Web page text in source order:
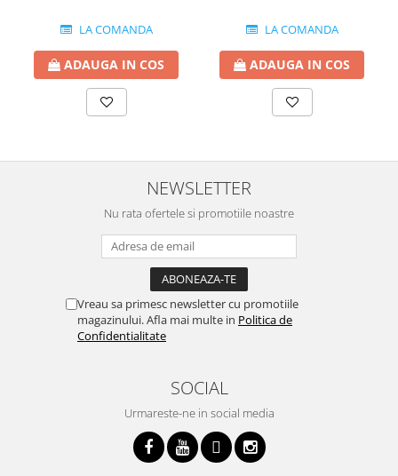
LA COMANDA
ADAUGA IN COS
LA COMANDA
ADAUGA IN COS
NEWSLETTER
Nu rata ofertele si promotiile noastre
Vreau sa primesc newsletter cu promotiile
magazinului. Afla mai multe in Politica de
Confidentialitate
SOCIAL
Urmareste-ne in social media